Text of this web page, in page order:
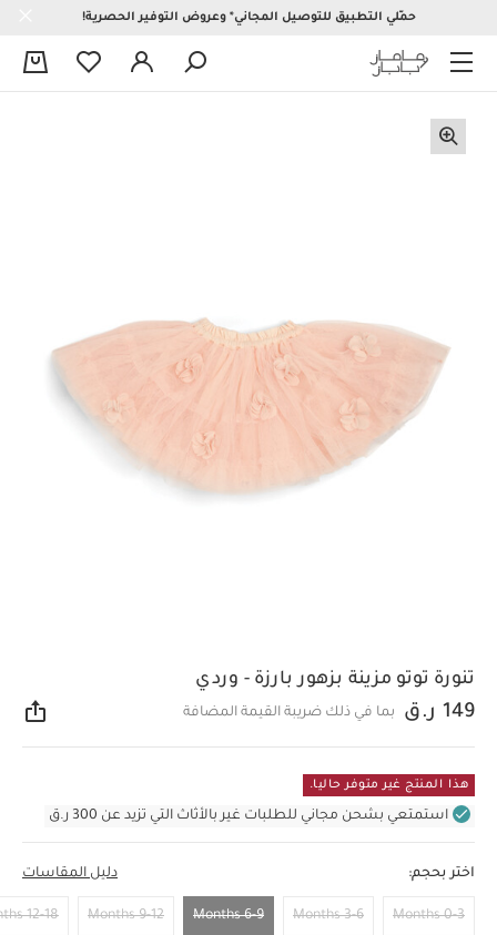
حمّلي التطبيق للتوصيل المجاني* وعروض التوفير الحصرية!
تنورة توتو مزينة بزهور بارزة - وردي
149 ر.ق بما في ذلك ضريبة القيمة المضافة
هذا المنتج غير متوفر حاليا.
استمتعي بشحن مجاني للطلبات غير بالأثاث التي تزيد عن 300 ر.ق
اختر بحجم: دليل المقاسات
0-3 Months
3-6 Months
6-9 Months
9-12 Months
12-18 Months